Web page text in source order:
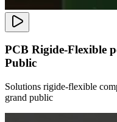
PCB Rigide-Flexible
Public
Solutions rigide-flexible
grand public